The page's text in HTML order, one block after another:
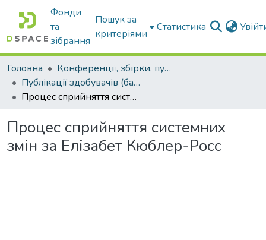
Фонди
та
зібрання
Пошук за
критеріями
Статистика
Головна
Конференції, збірки, публікації молодих вчених і здобувачів : магістрів, бакалаврів, аспірантів.
Публікації здобувачів (бакалаврів. магістрів, аспірантів)
Процес сприйняття системних змін за Елізабет Кюблер-Росс
Процес сприйняття системних
змін за Елізабет Кюблер-Росс